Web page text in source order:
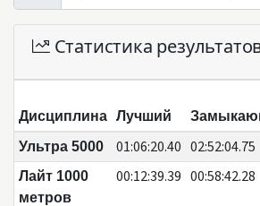
Статистика
Дисциплина Лучший
Ультра 5000
01:06:20.40 02:52:04.75
Лайт 1000
метров
00:12:39.39 00:58:42.28